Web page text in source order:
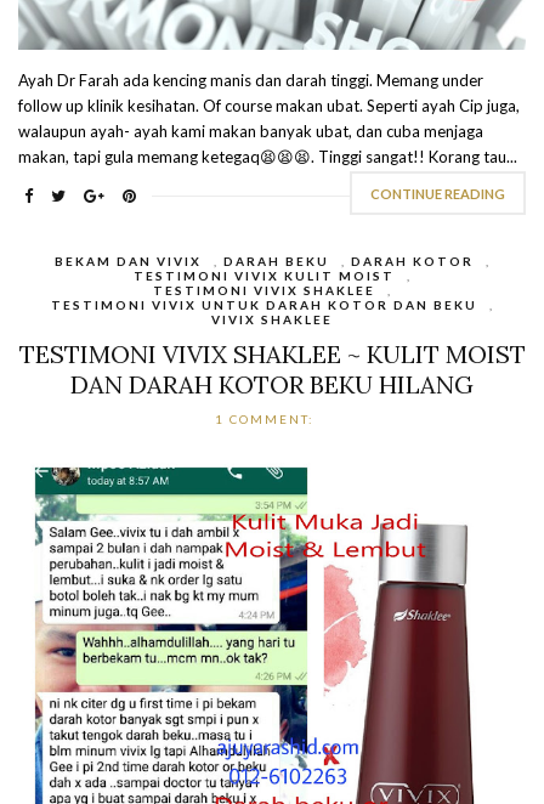
Ayah Dr Farah ada kencing manis dan darah tinggi. Memang under
follow up klinik kesihatan. Of course makan ubat. Seperti ayah Cip juga,
walaupun ayah- ayah kami makan banyak ubat, dan cuba menjaga
makan, tapi gula memang ketegaq😫😫😫. Tinggi sangat!! Korang tau...
CONTINUE READING
BEKAM DAN VIVIX DARAH BEKU DARAH KOTOR
TESTIMONI VIVIX KULIT MOIST
TESTIMONI VIVIX SHAKLEE
TESTIMONI VIVIX UNTUK DARAH KOTOR DAN BEKU
VIVIX SHAKLEE
TESTIMONI VIVIX SHAKLEE ~ KULIT MOIST
DAN DARAH KOTOR BEKU HILANG
1 COMMENT: